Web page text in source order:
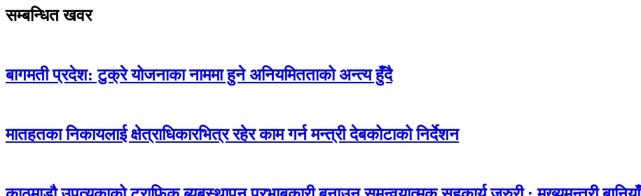
सम्बन्धित खवर
बागमती प्रदेश: टुक्रे योजनाका नाममा हुने अनियमितताको अन्त्य हुँदै
मातहतका निकायलाई क्षेत्राधिकारभित्र रहेर काम गर्न मन्त्री देबकोटाको निर्देशन